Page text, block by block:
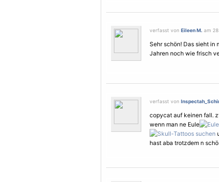
verfasst von Eileen M. am
Sehr schön! Das sieht in
Jahren noch wie frisch
verfasst von
copycat auf keinen fall.
wenn man ne Eule
hast aba trotzdem n